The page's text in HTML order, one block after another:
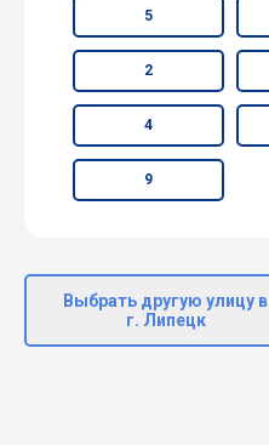
5
2
4
9
Выбрать другую улицу в
г. Липецк